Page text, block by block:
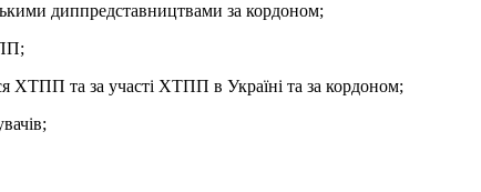
диппредставництвами за кордоном;
ХТПП та за участі ХТПП в Україні та за кордоном;